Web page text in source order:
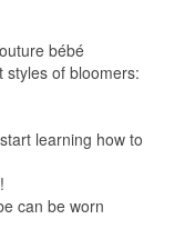
bébé
styles of bloomers:
learning how to
can be worn